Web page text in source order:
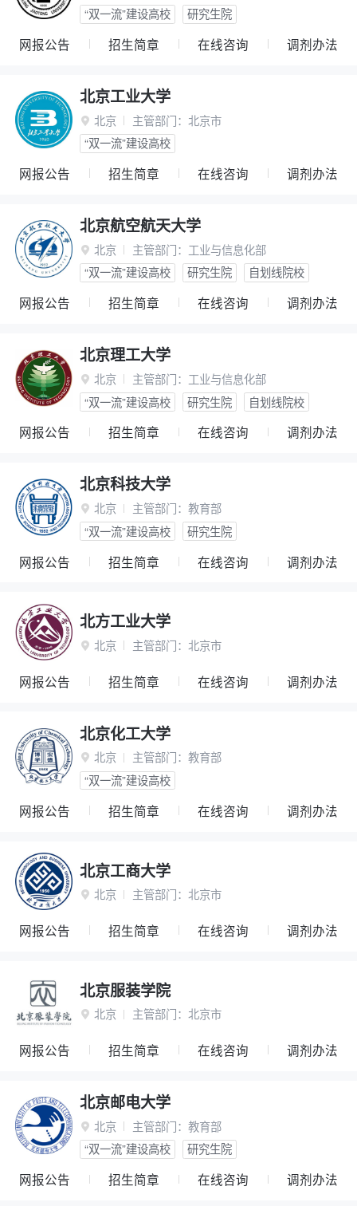
“双一流”建设高校
研究生院
网报公告 招生简章 在线咨询 调剂办法
北京工业大学
 北京 主管部门： 北京市
“双一流”建设高校
网报公告 招生简章 在线咨询 调剂办法
北京航空航天大学
 北京 主管部门： 工业与信息化部
“双一流”建设高校
研究生院 自划线院校
网报公告 招生简章 在线咨询 调剂办法
北京理工大学
 北京 主管部门： 工业与信息化部
“双一流”建设高校
研究生院 自划线院校
网报公告 招生简章 在线咨询 调剂办法
北京科技大学
 北京 主管部门： 教育部
“双一流”建设高校
研究生院
网报公告 招生简章 在线咨询 调剂办法
北方工业大学
 北京 主管部门： 北京市
网报公告 招生简章 在线咨询 调剂办法
北京化工大学
 北京 主管部门： 教育部
“双一流”建设高校
网报公告 招生简章 在线咨询 调剂办法
北京工商大学
 北京 主管部门： 北京市
网报公告 招生简章 在线咨询 调剂办法
北京服装学院
 北京 主管部门： 北京市
网报公告 招生简章 在线咨询 调剂办法
北京邮电大学
 北京 主管部门： 教育部
“双一流”建设高校
研究生院
网报公告 招生简章 在线咨询 调剂办法